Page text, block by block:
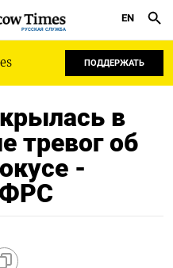
РУССКАЯ СЛУЖБА
EN
ПОДДЕРЖАТЬ
в
тревог об
-